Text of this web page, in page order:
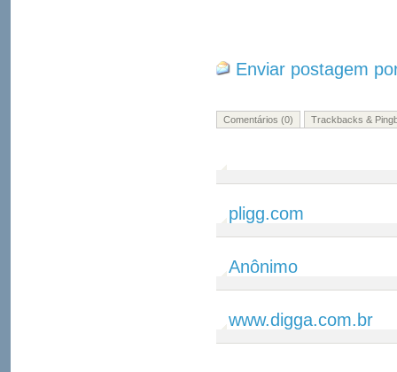
Enviar postagem
Comentários (0) Trackbacks &
pligg.com
Anônimo
www.digga.com.br